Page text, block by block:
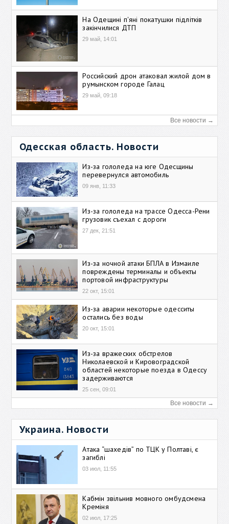
На Одещині п'яні покатушки підлітків
закінчилися ДТП
29 май, 14:01
Российский дрон атаковал жилой дом в
румынском городе Галац
29 май, 09:18
Все новости →
Одесская область. Новости
Из-за гололеда на юге Одесщины
перевернулся автомобиль
09 янв, 11:33
Из-за гололеда на трассе Одесса-Рени
грузовик съехал с дороги
27 дек, 21:51
Из-за ночной атаки БПЛА в Измаиле
повреждены терминалы и объекты
портовой инфраструктуры
22 окт, 15:01
Из-за аварии некоторые одесситы
остались без воды
20 окт, 15:01
Из-за вражеских обстрелов
Николаевской и Кировоградской
областей некоторые поезда в Одессу
задерживаются
25 сен, 09:01
Все новости →
Украина. Новости
Атака “шахедів” по ТЦК у Полтаві, є
загиблі
03 июл, 11:55
Кабмін звільнив мовного омбудсмена
Креміня
02 июл, 17:25